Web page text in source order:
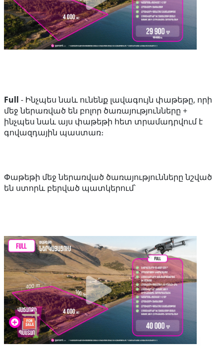
Full - Ինչպես նաև ունենք լավագույն փաթեթը, որի
մեջ ներառված են բոլոր ծառայությունները +
ինչպես նաև այս փաթեթի հետ տրամադրվում է
գովազդային պաստառ։
Փաթեթի մեջ ներառված ծառայությունները նշված
են ստորև բերված պատկերում՝